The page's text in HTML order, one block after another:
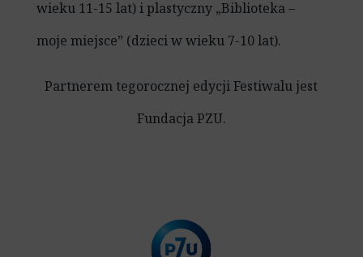
wieku 11-15 lat) i plastyczny „Biblioteka –
moje miejsce” (dzieci w wieku 7-10 lat).
Partnerem tegorocznej edycji Festiwalu jest
Fundacja PZU.